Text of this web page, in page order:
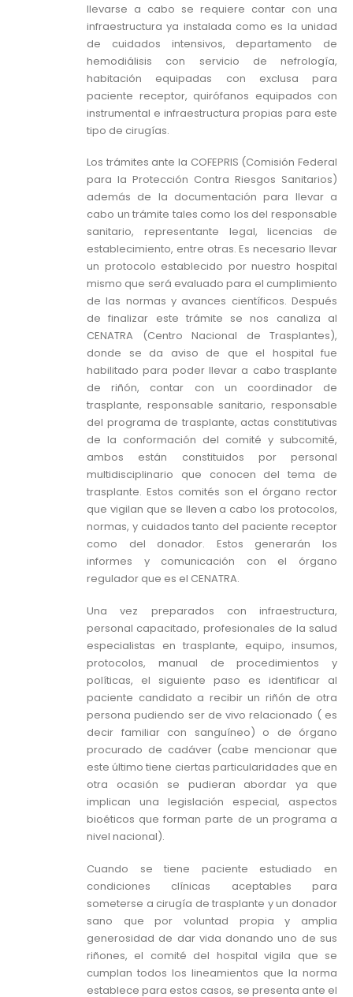
llevarse a cabo se requiere contar con una
infraestructura ya instalada como es la unidad
de cuidados intensivos, departamento de
hemodiálisis con servicio de nefrología,
habitación equipadas con exclusa para
paciente receptor, quirófanos equipados con
instrumental e infraestructura propias para este
tipo de cirugías.
Los trámites ante la COFEPRIS (Comisión Federal
para la Protección Contra Riesgos Sanitarios)
además de la documentación para llevar a
cabo un trámite tales como los del responsable
sanitario, representante legal, licencias de
establecimiento, entre otras. Es necesario llevar
un protocolo establecido por nuestro hospital
mismo que será evaluado para el cumplimiento
de las normas y avances científicos. Después
de finalizar este trámite se nos canaliza al
CENATRA (Centro Nacional de Trasplantes),
donde se da aviso de que el hospital fue
habilitado para poder llevar a cabo trasplante
de riñón, contar con un coordinador de
trasplante, responsable sanitario, responsable
del programa de trasplante, actas constitutivas
de la conformación del comité y subcomité,
ambos están constituidos por personal
multidisciplinario que conocen del tema de
trasplante. Estos comités son el órgano rector
que vigilan que se lleven a cabo los protocolos,
normas, y cuidados tanto del paciente receptor
como del donador. Estos generarán los
informes y comunicación con el órgano
regulador que es el CENATRA.
Una vez preparados con infraestructura,
personal capacitado, profesionales de la salud
especialistas en trasplante, equipo, insumos,
protocolos, manual de procedimientos y
políticas, el siguiente paso es identificar al
paciente candidato a recibir un riñón de otra
persona pudiendo ser de vivo relacionado ( es
decir familiar con sanguíneo) o de órgano
procurado de cadáver (cabe mencionar que
este último tiene ciertas particularidades que en
otra ocasión se pudieran abordar ya que
implican una legislación especial, aspectos
bioéticos que forman parte de un programa a
nivel nacional).
Cuando se tiene paciente estudiado en
condiciones clínicas aceptables para
someterse a cirugía de trasplante y un donador
sano que por voluntad propia y amplia
generosidad de dar vida donando uno de sus
riñones, el comité del hospital vigila que se
cumplan todos los lineamientos que la norma
establece para estos casos, se presenta ante el